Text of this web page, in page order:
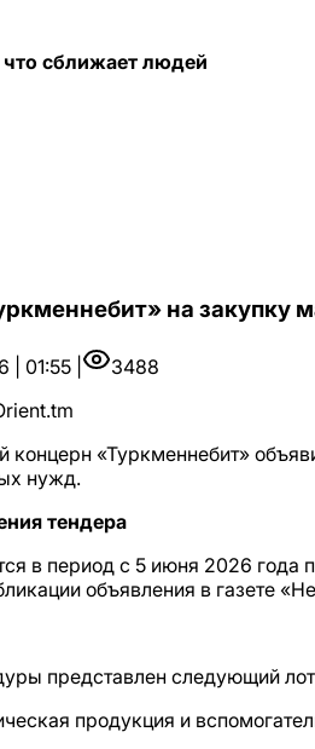
сближает людей
на закупку
01:55 |
3488
концерн «Туркменнебит»
нужд.
тендера
в период с 5 июня 2026 года
объявления в газете
представлен следующий
продукция и